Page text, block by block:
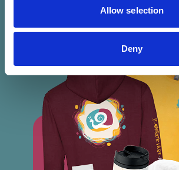
Allow selection
Deny